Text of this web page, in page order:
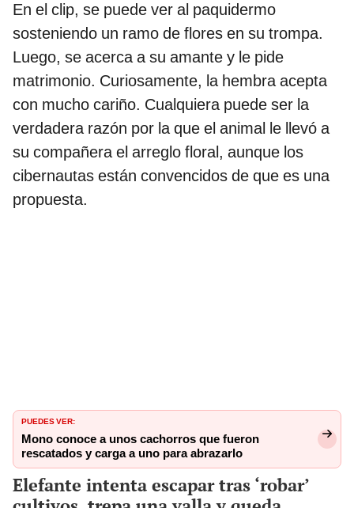
En el clip, se puede ver al paquidermo
sosteniendo un ramo de flores en su trompa.
Luego, se acerca a su amante y le pide
matrimonio. Curiosamente, la hembra acepta
con mucho cariño. Cualquiera puede ser la
verdadera razón por la que el animal le llevó a
su compañera el arreglo floral, aunque los
cibernautas están convencidos de que es una
propuesta.
PUEDES VER:
Mono conoce a unos cachorros que fueron
rescatados y carga a uno para abrazarlo
Elefante intenta escapar tras ‘robar’